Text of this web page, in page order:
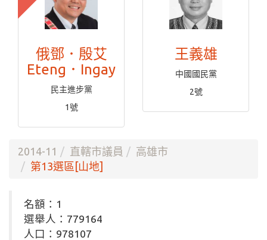
俄鄧．殷艾
Eteng．Ingay
民主進步黨
1號
王義雄
中國國民黨
2號
2014-11 直轄市議員
高雄市
第13選區[山地]
名額：1
選舉人：779164
人口：978107